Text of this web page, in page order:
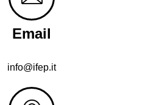
Email
info@ifep.it